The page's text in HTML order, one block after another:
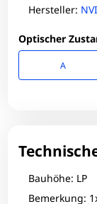
Hersteller:
Optischer
A
Bauhöhe: LP
Bemerkung: